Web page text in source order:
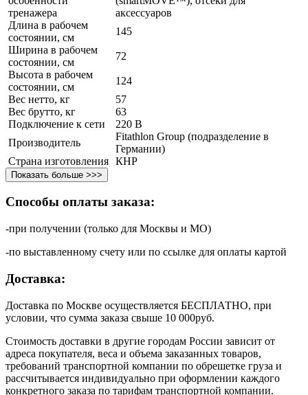
тренажера
аксессуаров
Длина в рабочем
состоянии, см
145
Ширина в рабочем
состоянии, см
72
Высота в рабочем
состоянии, см
124
Вес нетто, кг
57
Вес брутто, кг
63
Подключение к сети
220 В
Производитель
Fitathlon Group (подразделение в
Германии)
Страна изготовления КНР
Показать больше >>>
Способы оплаты заказа:
-при получении (только для Москвы и МО)
-по выставленному счету или по ссылке для оплаты картой
Доставка:
Доставка по Москве осуществляется БЕСПЛАТНО, при
условии, что сумма заказа свыше 10 000руб.
Стоимость доставки в другие городам России зависит от
адреса покупателя, веса и объема заказанных товаров,
требований транспортной компании по обрешетке груза и
рассчитывается индивидуально при оформлении каждого
конкретного заказа по тарифам транспортной компании.